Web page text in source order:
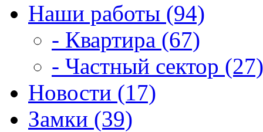
Наши работы (94)
- Квартира (67)
- Частный сектор (27)
Новости (17)
Замки (39)